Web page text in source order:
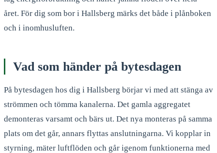
året. För dig som bor i Hallsberg märks det både i plånboken
och i inomhusluften.
Vad som händer på bytesdagen
På bytesdagen hos dig i Hallsberg börjar vi med att stänga av
strömmen och tömma kanalerna. Det gamla aggregatet
demonteras varsamt och bärs ut. Det nya monteras på samma
plats om det går, annars flyttas anslutningarna. Vi kopplar in
styrning, mäter luftflöden och går igenom funktionerna med